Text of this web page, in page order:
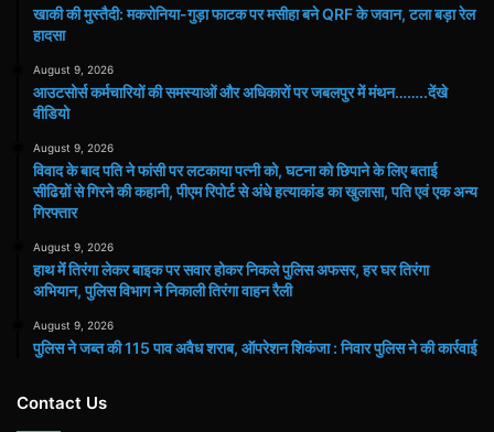
खाकी की मुस्तैदी: मकरोनिया-गुड़ा फाटक पर मसीहा बने QRF के जवान, टला बड़ा रेल
हादसा
August 9, 2026
आउटसोर्स कर्मचारियों की समस्याओं और अधिकारों पर जबलपुर में मंथन……..देंखे
वीडियो
August 9, 2026
विवाद के बाद पति ने फांसी पर लटकाया पत्नी को, घटना को छिपाने के लिए बताई
सीढिय़ों से गिरने की कहानी, पीएम रिपोर्ट से अंधे हत्याकांड का खुलासा, पति एवं एक अन्य
गिरफ्तार
August 9, 2026
हाथ मेंं तिरंगा लेकर बाइक पर सवार होकर निकले पुलिस अफसर, हर घर तिरंगा
अभियान, पुलिस विभाग ने निकाली तिरंगा वाहन रैली
August 9, 2026
पुलिस ने जब्त की 115 पाव अवैध शराब, ऑपरेशन शिकंजा : निवार पुलिस ने की कार्रवाई
Contact Us